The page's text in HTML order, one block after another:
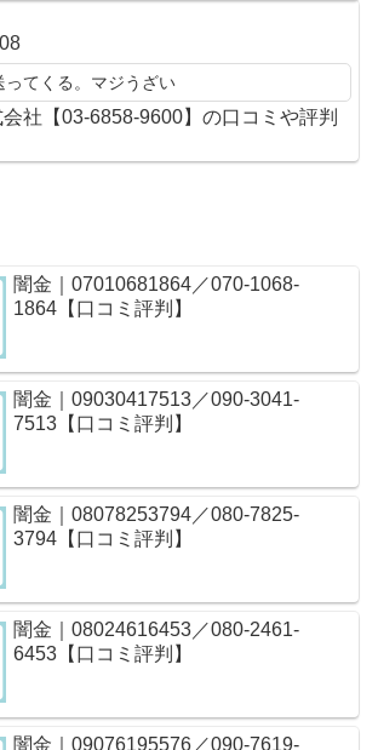
ってくる。マジうざい
会社【03-6858-9600】の口コミや評判
闇金｜07010681864／070-1068-
1864【口コミ評判】
闇金｜09030417513／090-3041-
7513【口コミ評判】
闇金｜08078253794／080-7825-
3794【口コミ評判】
闇金｜08024616453／080-2461-
6453【口コミ評判】
闇金｜09076195576／090-7619-